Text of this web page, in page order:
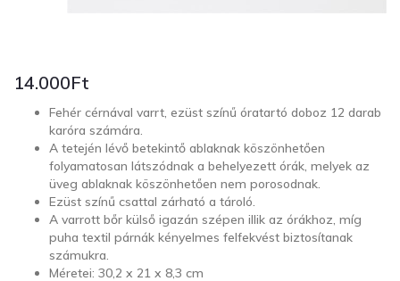
14.000Ft
Fehér cérnával varrt, ezüst színű óratartó doboz 12 darab
karóra számára.
A tetején lévő betekintő ablaknak köszönhetően
folyamatosan látszódnak a behelyezett órák, melyek az
üveg ablaknak köszönhetően nem porosodnak.
Ezüst színű csattal zárható a tároló.
A varrott bőr külső igazán szépen illik az órákhoz, míg
puha textil párnák kényelmes felfekvést biztosítanak
számukra.
Méretei: 30,2 x 21 x 8,3 cm